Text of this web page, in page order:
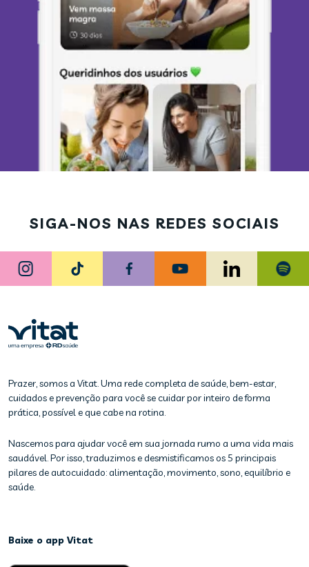
SIGA-NOS NAS REDES SOCIAIS
Prazer, somos a Vitat. Uma rede completa de saúde, bem-estar,
cuidados e prevenção para você se cuidar por inteiro de forma
prática, possível e que cabe na rotina.
Nascemos para ajudar você em sua jornada rumo a uma vida mais
saudável. Por isso, traduzimos e desmistificamos os 5 principais
pilares de autocuidado: alimentação, movimento, sono, equilíbrio e
saúde.
Baixe o app Vitat